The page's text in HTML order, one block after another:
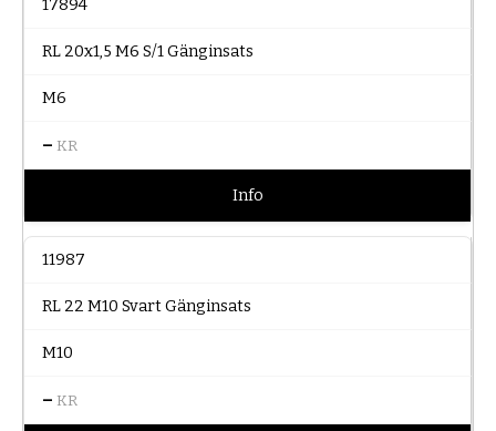
17894
RL 20x1,5 M6 S/1 Gänginsats
M6
– KR
Info
11987
RL 22 M10 Svart Gänginsats
M10
– KR